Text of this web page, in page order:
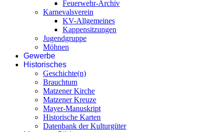
Feuerwehr-Archiv
Karnevalsverein
KV-Allgemeines
Kappensitzungen
Jugendgruppe
Möhnen
Gewerbe
Historisches
Geschichte(n)
Brauchtum
Matzener Kirche
Matzener Kreuze
Mayer-Manuskript
Historische Karten
Datenbank der Kulturgüter